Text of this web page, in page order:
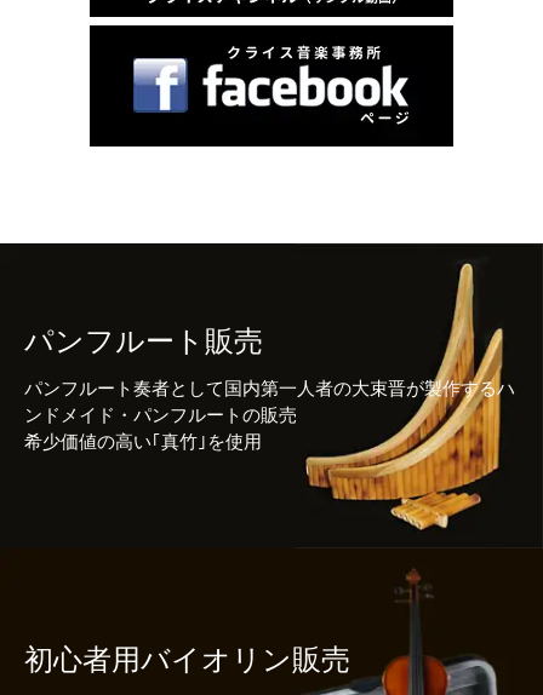
パンフルート販売
パンフルート奏者として国内第一人者の大束晋が製作するハ
ンドメイド・パンフルートの販売
希少価値の高い｢真竹｣を使用
初心者用バイオリン販売